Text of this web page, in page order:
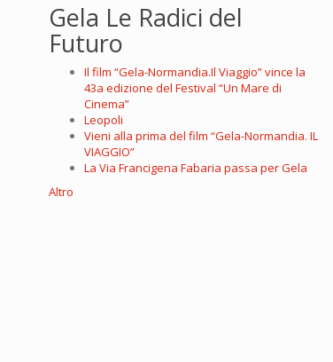
Gela Le Radici del
Futuro
Il film “Gela-Normandia.Il Viaggio” vince la
43a edizione del Festival “Un Mare di
Cinema”
Leopoli
Vieni alla prima del film “Gela-Normandia. IL
VIAGGIO”
La Via Francigena Fabaria passa per Gela
Altro